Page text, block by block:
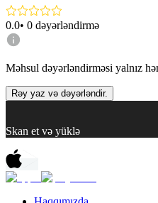
0.0• 0 dəyərləndirmə
Məhsul dəyərləndirməsi yalnız
Rəy yaz və dəyərləndir.
Skan et və yüklə